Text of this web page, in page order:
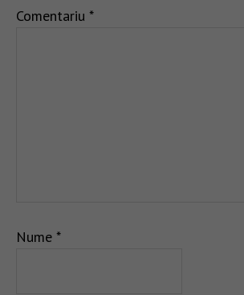
Comentariu *
Nume *